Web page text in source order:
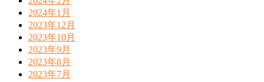
2024年1月
2023年12月
2023年10月
2023年9月
2023年8月
2023年7月